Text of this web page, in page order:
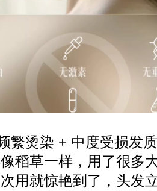
繁烫染 + 中度受损发
稻草一样，用了很多
用就惊艳到了，头发